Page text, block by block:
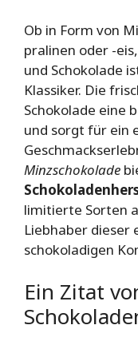
Ob in Form von
pralinen oder -
und Schokolade
Klassiker. Die
Schokolade eine
und sorgt für ein
Minzschokolade
limitierte Sorten
Liebhaber dieser
schokoladigen
Ein Zitat